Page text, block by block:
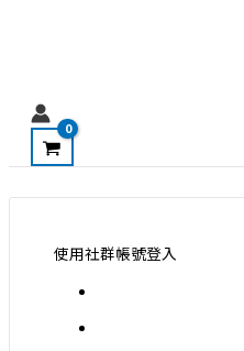
使用社群帳號登入